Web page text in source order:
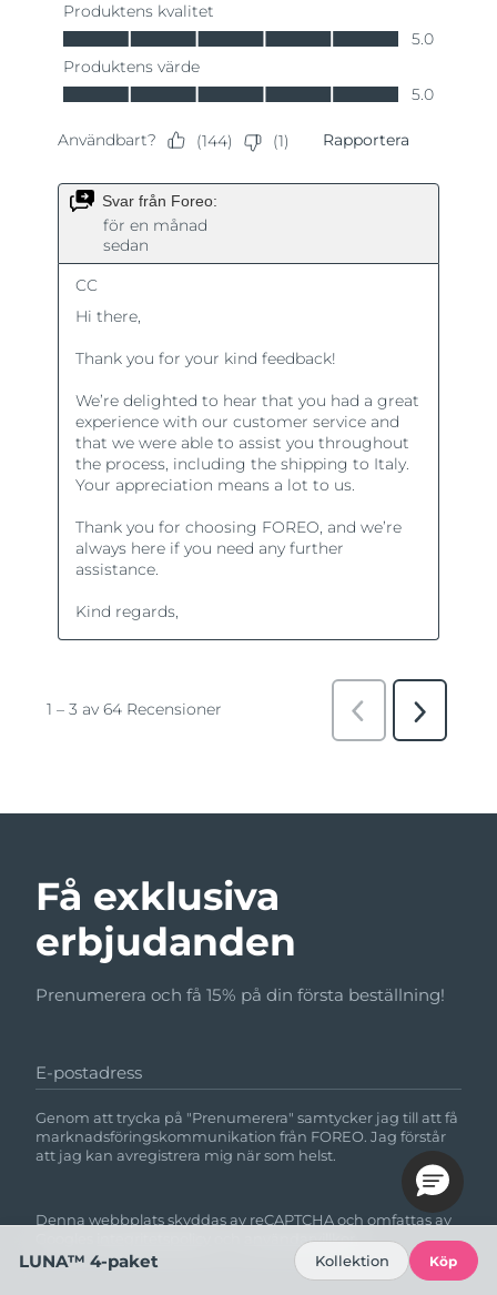
Få exklusiva
erbjudanden
Prenumerera och få 15% på din första beställning!
E-postadress
Genom att trycka på "Prenumerera" samtycker jag till att få
marknadsföringskommunikation från FOREO. Jag förstår
att jag kan avregistrera mig när som helst.
Denna webbplats skyddas av reCAPTCHA och omfattas av
användarvillkor.
LUNA™ 4-paket Kollektion Köp